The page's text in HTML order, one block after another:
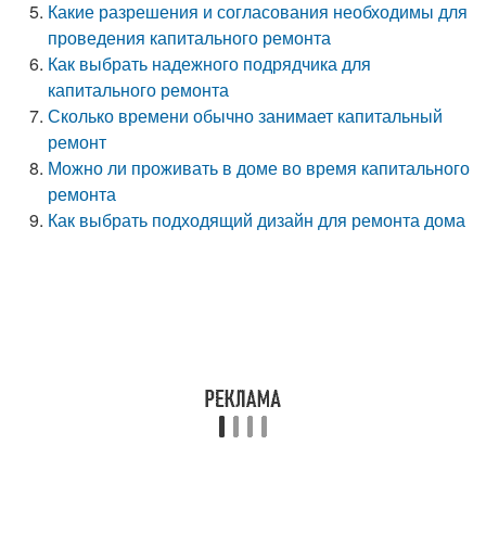
Какие разрешения и согласования необходимы для
проведения капитального ремонта
Как выбрать надежного подрядчика для
капитального ремонта
Сколько времени обычно занимает капитальный
ремонт
Можно ли проживать в доме во время капитального
ремонта
Как выбрать подходящий дизайн для ремонта дома